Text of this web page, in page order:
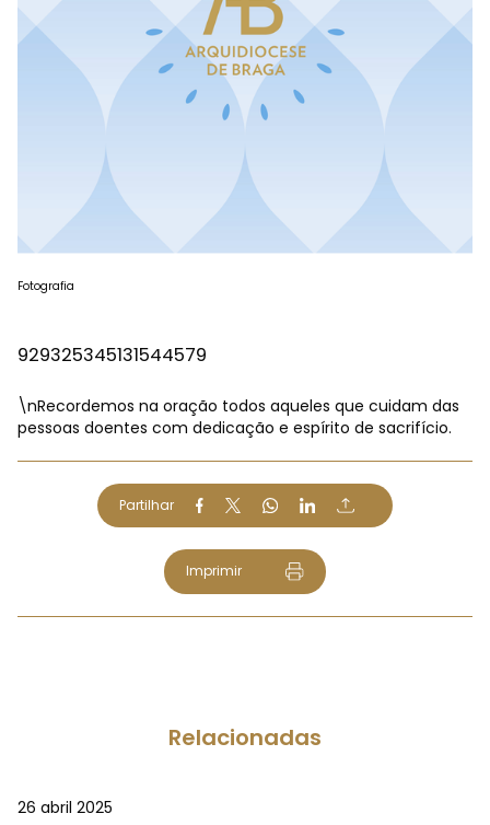
Fotografia
929325345131544579
\nRecordemos na oração todos aqueles que cuidam das
pessoas doentes com dedicação e espírito de sacrifício.
Partilhar
Imprimir
Relacionadas
26 abril 2025